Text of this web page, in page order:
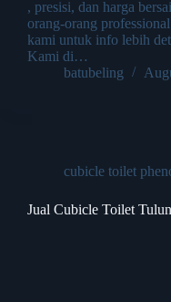
, presisi, dan harga
orang-orang
kami untuk info lebih
Kami di…
batubeling
cubicle toilet
Jual Cubicle Toilet